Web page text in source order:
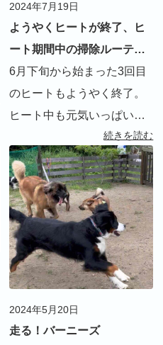
2024年7月19日
ようやくヒートが終了、ヒ
ート期間中の掃除ルーティ
ーンを振り返り
6月下旬から始まった3回目
のヒートもようやく終了。
ヒート中も元気いっぱい
で、飛び散った血の掃除が
大変！我が家の掃除ルーテ
ィーンを紹介します。
続きを読む
2024年5月20日
走る！バーニーズ